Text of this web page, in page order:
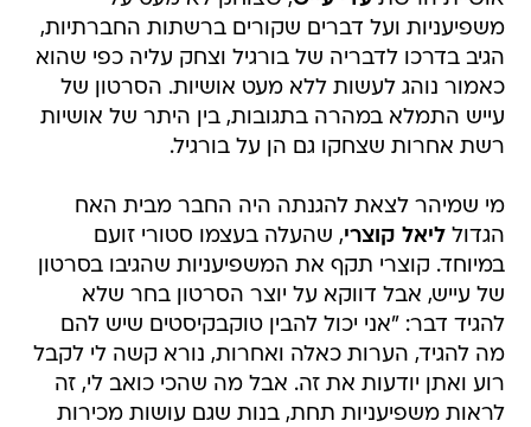
כאמור נוהג לעשות ללא מעט אושיות. הסרטון של
עייש התמלא במהרה בתגובות, בין היתר של אושיות
רשת אחרות שצחקו גם הן על בורגיל.
מי שמיהר לצאת להגנתה היה החבר מבית האח
במיוחד. קוצרי תקף את המשפיעניות שהגיבו בסרטון
של עייש, אבל דווקא על יוצר הסרטון בחר שלא
להגיד דבר: "אני יכול להבין טוקבקיסטים שיש להם
מה להגיד, הערות כאלה ואחרות, נורא קשה לי לקבל
רוע ואתן יודעות את זה. אבל מה שהכי כואב לי, זה
לראות משפיעניות תחת, בנות שגם עושות מכירות
בקודי קופון עם חברות כאלה ואחרות, שמרשות
לעצמן לצחוק עליה ולהעביר ביקורת".